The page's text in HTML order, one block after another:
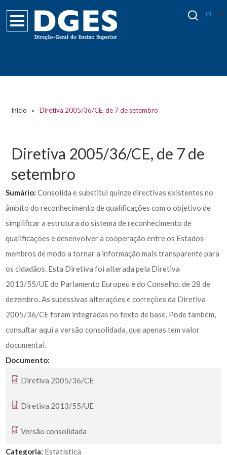
PT EN
Início Diretiva 2005/36/CE, de 7 de setembro
Diretiva 2005/36/CE, de 7 de
setembro
Sumário:Consolida e substitui quinze directivas existentes no
âmbito do reconhecimento de qualificações com o objetivo de
simplificar a estrutura do sistema de reconhecimento de
qualificações e desenvolver a cooperação entre os Estados-
membros de modo a tornar a informação mais transparente para
os cidadãos. Esta Diretiva foi alterada pela Diretiva
2013/55/UE do Parlamento Europeu e do Conselho. de 28 de
dezembro. As sucessivas alterações e correções da Diretiva
2005/36/CE foram integradas no texto de base. Pode também,
consultar aqui a versão consolidada, que apenas tem valor
documental.
Documento:
Diretiva 2005/36/CE
Diretiva 2013/55/UE
Versão consolidada
Categoria: Estatística